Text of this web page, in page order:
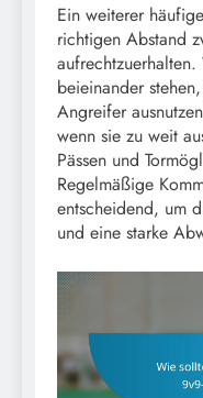
Ein weiterer
richtigen Abstand
beieinander
Angreifer
wenn sie zu weit
Pässen und
Regelmäßige
entscheidend, um
und eine starke